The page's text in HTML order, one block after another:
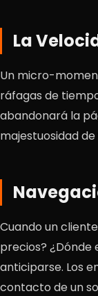
La
Un micro-
ráfagas de
abandonará la
majestuosidad
Cuando un
precios? ¿Dónde
anticiparse. Los
contacto de un